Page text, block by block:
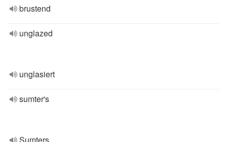
brustend
unglazed
unglasiert
sumter's